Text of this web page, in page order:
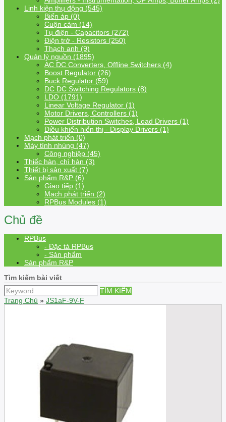
Linh kiện thụ động (545)
Biến áp (0)
Cuộn cảm (14)
Tụ điện - Capacitors (272)
Điện trở - Resistors (250)
Thạch anh (9)
Quản lý nguồn (1895)
AC DC Converters, Offline Switchers (4)
Boost Regulator (26)
Buck Regulator (59)
DC DC Switching Regulators (8)
LDO (1791)
Linear Voltage Regulator (1)
Motor Drivers, Controllers (1)
Power Distribution Switches, Load Drivers (1)
Điều khiển hiển thị - Display Drivers (1)
Mạch phát triển (0)
Máy tính nhúng (47)
Công nghiệp (45)
Thiếc hàn, chì hàn (3)
Thiết bị sản xuất (7)
Sản phẩm R&P (6)
Giao tiếp (1)
Mạch phát triển (2)
RPBus Modules (1)
Chủ đề
RPBus
- Đặc tả RPBus
- Sản phẩm
Sản phẩm R&P
Tìm kiếm bài viết
TÌM KIẾM
Trang Chủ » JS1aF-9V-F